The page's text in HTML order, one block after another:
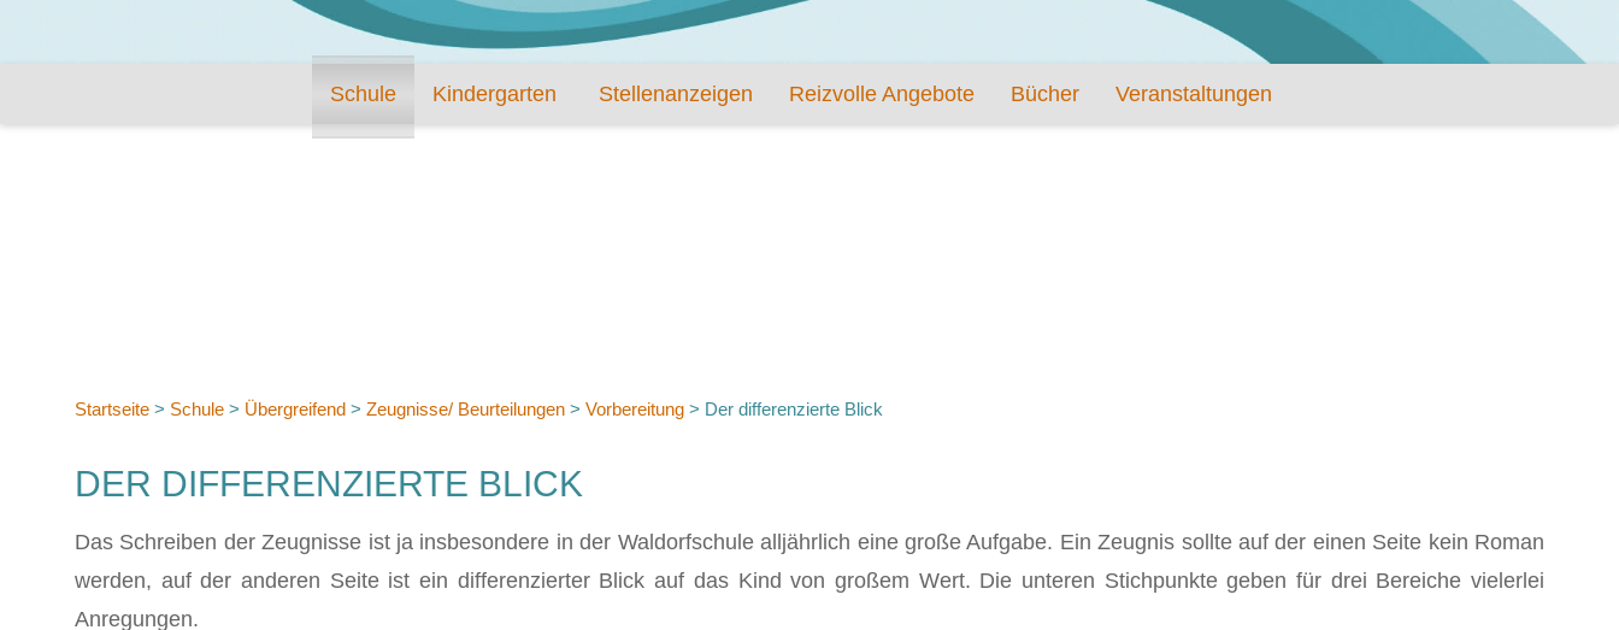
Schule Kindergarten Stellenanzeigen Reizvolle Angebote Bücher Veranstaltungen
Startseite > Schule > Übergreifend > Zeugnisse/ Beurteilungen > Vorbereitung > Der differenzierte Blick
DER DIFFERENZIERTE BLICK
Das Schreiben der Zeugnisse ist ja insbesondere in der Waldorfschule alljährlich eine große Aufgabe. Ein Zeugnis sollte auf der einen Seite kein Roman
werden, auf der anderen Seite ist ein differenzierter Blick auf das Kind von großem Wert. Die unteren Stichpunkte geben für drei Bereiche vielerlei
Anregungen.